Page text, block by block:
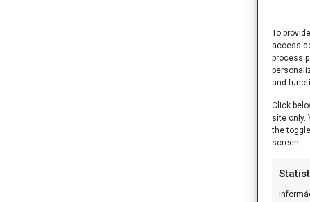
To
access
process
and
Click
site only.
the
screen.